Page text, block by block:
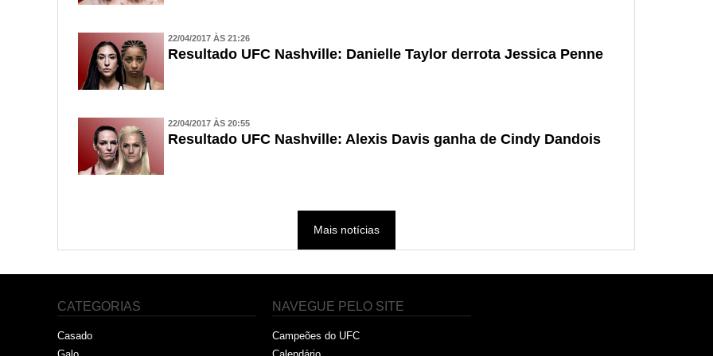
22/04/2017 ÀS 21:26
Resultado UFC Nashville: Danielle Taylor derrota Jessica Penne
22/04/2017 ÀS 20:55
Resultado UFC Nashville: Alexis Davis ganha de Cindy Dandois
Mais notícias
CATEGORIAS
Casado
NAVEGUE PELO SITE
Campeões do UFC